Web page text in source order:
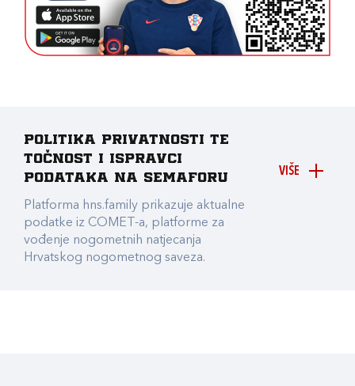
VIŠE
Politika privatnosti te
točnost i ispravci
podataka na Semaforu
Platforma hns.family prikazuje aktualne
podatke iz COMET-a, platforme za
vođenje nogometnih natjecanja
Hrvatskog nogometnog saveza.